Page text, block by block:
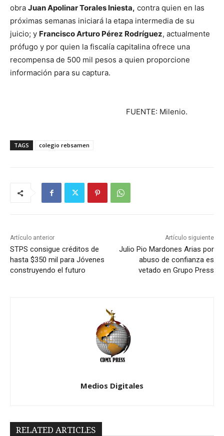
obra Juan Apolinar Torales Iniesta, contra quien en las
próximas semanas iniciará la etapa intermedia de su
juicio; y Francisco Arturo Pérez Rodríguez, actualmente
prófugo y por quien la fiscalía capitalina ofrece una
recompensa de 500 mil pesos a quien proporcione
información para su captura.
FUENTE: Milenio.
TAGS colegio rebsamen
Artículo anterior
STPS consigue créditos de
hasta $350 mil para Jóvenes
construyendo el futuro
Artículo siguiente
Julio Pio Mardones Arias por
abuso de confianza es
vetado en Grupo Press
Medios Digitales
RELATED ARTICLES